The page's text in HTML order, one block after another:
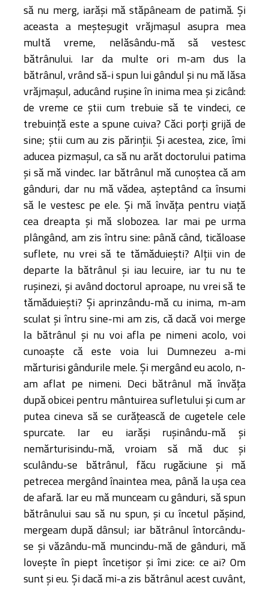
să nu merg, iarăşi mă stăpâneam de patimă. Şi
aceasta a meşteşugit vrăjmaşul asupra mea
multă vreme, nelăsându-mă să vestesc
bătrânului. Iar da multe ori m-am dus la
bătrânul, vrând să-i spun lui gândul şi nu mă lăsa
vrăjmaşul, aducând ruşine în inima mea şi zicând:
de vreme ce ştii cum trebuie să te vindeci, ce
trebuinţă este a spune cuiva? Căci porţi grijă de
sine; ştii cum au zis părinţii. Şi acestea, zice, îmi
aducea pizmaşul, ca să nu arăt doctorului patima
şi să mă vindec. Iar bătrânul mă cunoştea că am
gânduri, dar nu mă vădea, aşteptând ca însumi
să le vestesc pe ele. Şi mă învăţa pentru viaţă
cea dreapta şi mă slobozea. Iar mai pe urma
plângând, am zis întru sine: până când, ticăloase
suflete, nu vrei să te tămăduieşti? Alţii vin de
departe la bătrânul şi iau lecuire, iar tu nu te
ruşinezi, şi având doctorul aproape, nu vrei să te
tămăduieşti? Şi aprinzându-mă cu inima, m-am
sculat şi întru sine-mi am zis, că dacă voi merge
la bătrânul şi nu voi afla pe nimeni acolo, voi
cunoaşte că este voia lui Dumnezeu a-mi
mărturisi gândurile mele. Şi mergând eu acolo, n-
am aflat pe nimeni. Deci bătrânul mă învăţa
după obicei pentru mântuirea sufletului şi cum ar
putea cineva să se curăţească de cugetele cele
spurcate. Iar eu iarăşi ruşinându-mă şi
nemărturisindu-mă, vroiam să mă duc şi
sculându-se bătrânul, făcu rugăciune şi mă
petrecea mergând înaintea mea, până la uşa cea
de afară. Iar eu mă munceam cu gânduri, să spun
bătrânului sau să nu spun, şi cu încetul păşind,
mergeam după dânsul; iar bătrânul întorcându-
se şi văzându-mă muncindu-mă de gânduri, mă
loveşte în piept încetişor şi îmi zice: ce ai? Om
sunt şi eu. Şi dacă mi-a zis bătrânul acest cuvânt,